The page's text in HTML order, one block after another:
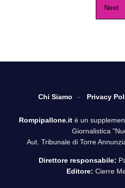
Next
Chi Siamo Privacy
Rompipallone.it è un
Giornalistica
Aut. Tribunale di Torre
Direttore responsabile:
Editore: Cierre